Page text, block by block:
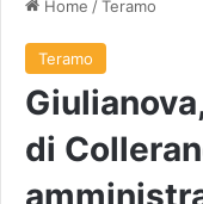
Home /Teramo
Teramo
di